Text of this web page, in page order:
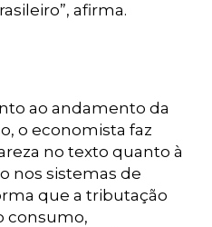
afirma.
ao andamento da
o economista faz
no texto quanto à
nos sistemas de
que a tributação
consumo,